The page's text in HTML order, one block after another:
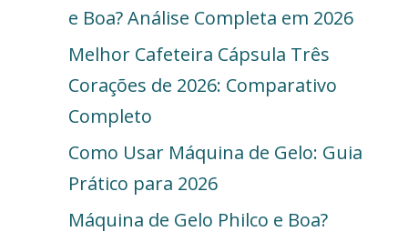
e Boa? Análise Completa em 2026
Melhor Cafeteira Cápsula Três
Corações de 2026: Comparativo
Completo
Como Usar Máquina de Gelo: Guia
Prático para 2026
Máquina de Gelo Philco e Boa?